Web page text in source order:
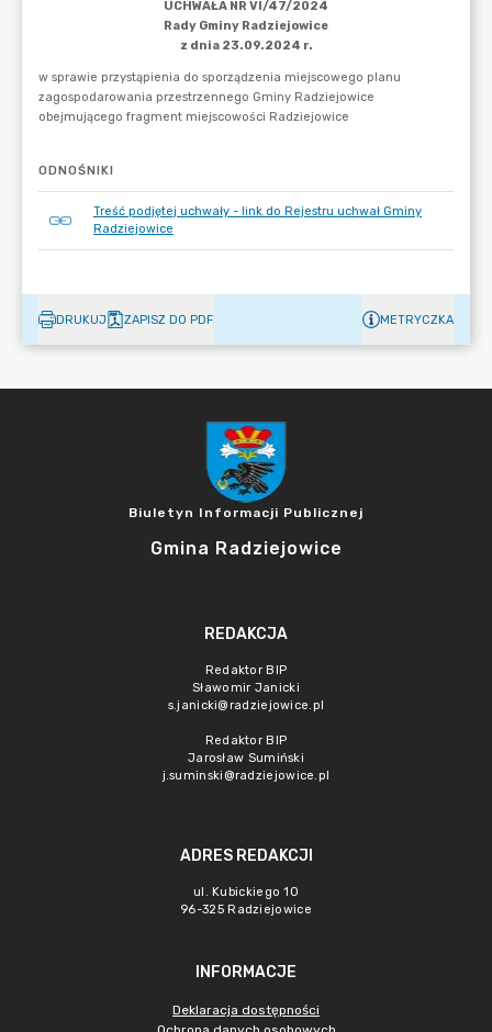
ODNOŚNIKI
Treść podjętej uchwały - link do Rejestru uchwał Gminy
Radziejowice
DRUKUJ ZAPISZ DO PDF METRYCZKA
Biuletyn Informacji Publicznej
Gmina Radziejowice
REDAKCJA
Redaktor BIP
Sławomir Janicki
s.janicki@radziejowice.pl
Redaktor BIP
Jarosław Sumiński
j.suminski@radziejowice.pl
ADRES REDAKCJI
ul. Kubickiego 10
96-325 Radziejowice
INFORMACJE
Deklaracja dostępności